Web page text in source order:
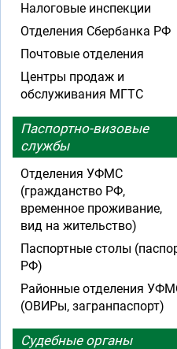
Налоговые инспекции
Отделения Сбербанка РФ
Почтовые отделения
Центры продаж и
обслуживания МГТС
Паспортно-визовые
службы
Отделения УФМС
(гражданство РФ,
временное проживание,
вид на жительство)
Паспортные столы
РФ)
Районные отделения
(ОВИРы, загранпаспорт)
Судебные органы